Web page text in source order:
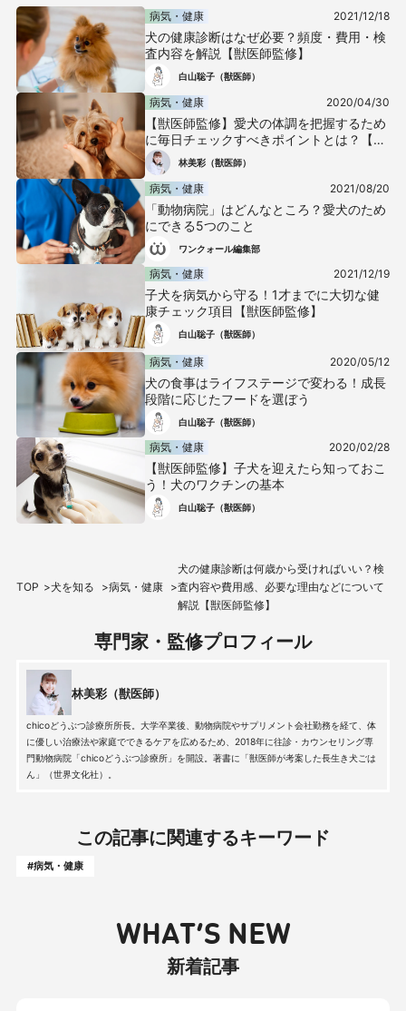
病気・健康 2021/12/18
犬の健康診断はなぜ必要？頻度・費用・検
査内容を解説【獣医師監修】
白山聡子（獣医師）
病気・健康 2020/04/30
【獣医師監修】愛犬の体調を把握するため
に毎日チェックすべきポイントとは？【犬
の健康診断】
林美彩（獣医師）
病気・健康 2021/08/20
「動物病院」はどんなところ？愛犬のため
にできる5つのこと
ワンクォール編集部
病気・健康 2021/12/19
子犬を病気から守る！1才までに大切な健
康チェック項目【獣医師監修】
白山聡子（獣医師）
病気・健康 2020/05/12
犬の食事はライフステージで変わる！成長
段階に応じたフードを選ぼう
白山聡子（獣医師）
病気・健康 2020/02/28
【獣医師監修】子犬を迎えたら知っておこ
う！犬のワクチンの基本
白山聡子（獣医師）
TOP 犬を知る 病気・健康
犬の健康診断は何歳から受ければいい？検
査内容や費用感、必要な理由などについて
解説【獣医師監修】
専門家・監修プロフィール
林美彩（獣医師）
chicoどうぶつ診療所所長。大学卒業後、動物病院やサプリメント会社勤務を経て、体
に優しい治療法や家庭でできるケアを広めるため、2018年に往診・カウンセリング専
門動物病院「chicoどうぶつ診療所」を開設。著書に「獣医師が考案した長生き犬ごは
ん」（世界文化社）。
この記事に関連するキーワード
#病気・健康
WHAT’S NEW
新着記事